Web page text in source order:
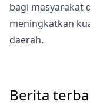
bagi masyarakat
meningkatkan
daerah.
Berita